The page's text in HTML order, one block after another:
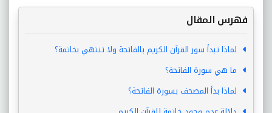
فهرس المقال
لماذا تبدأ سور القرآن الكريم بالفاتحة ولا تنتهي بخاتمة؟
ما هي سورة الفاتحة؟
لماذا بدأ المصحف بسورة الفاتحة؟